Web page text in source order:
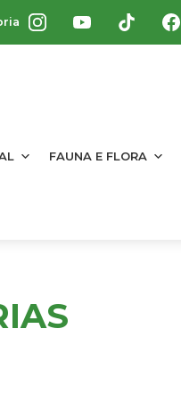
FAUNA E FLORA